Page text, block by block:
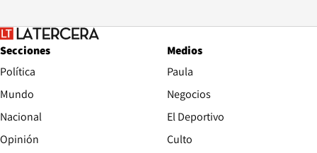
Secciones
Política
Mundo
Nacional
Opinión
Medios
Paula
Negocios
El Deportivo
Culto